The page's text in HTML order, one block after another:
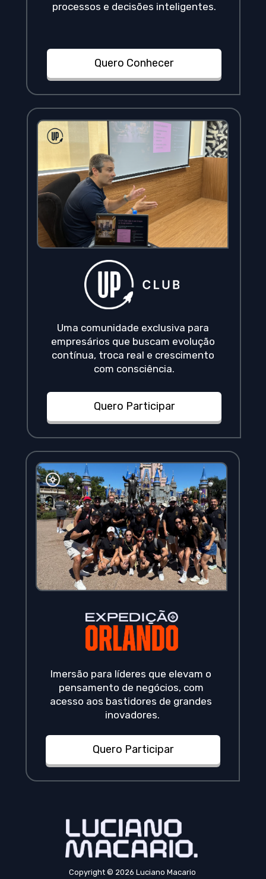
processos e decisões inteligentes.
Quero Conhecer
Uma comunidade exclusiva para
empresários que buscam evolução
contínua, troca real e crescimento
com consciência.
Quero Participar
Imersão para líderes que elevam o
pensamento de negócios, com
acesso aos bastidores de grandes
inovadores.
Quero Participar
Copyright © 2026 Luciano Macario